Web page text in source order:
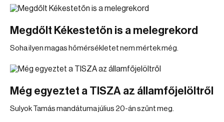
Megdőlt Kékestetőn is a melegrekord
Soha ilyen magas hőmérsékletet nem mértek még.
Még egyeztet a TISZA az államfőjelöltről
Sulyok Tamás mandátuma július 20-án szűnt meg.